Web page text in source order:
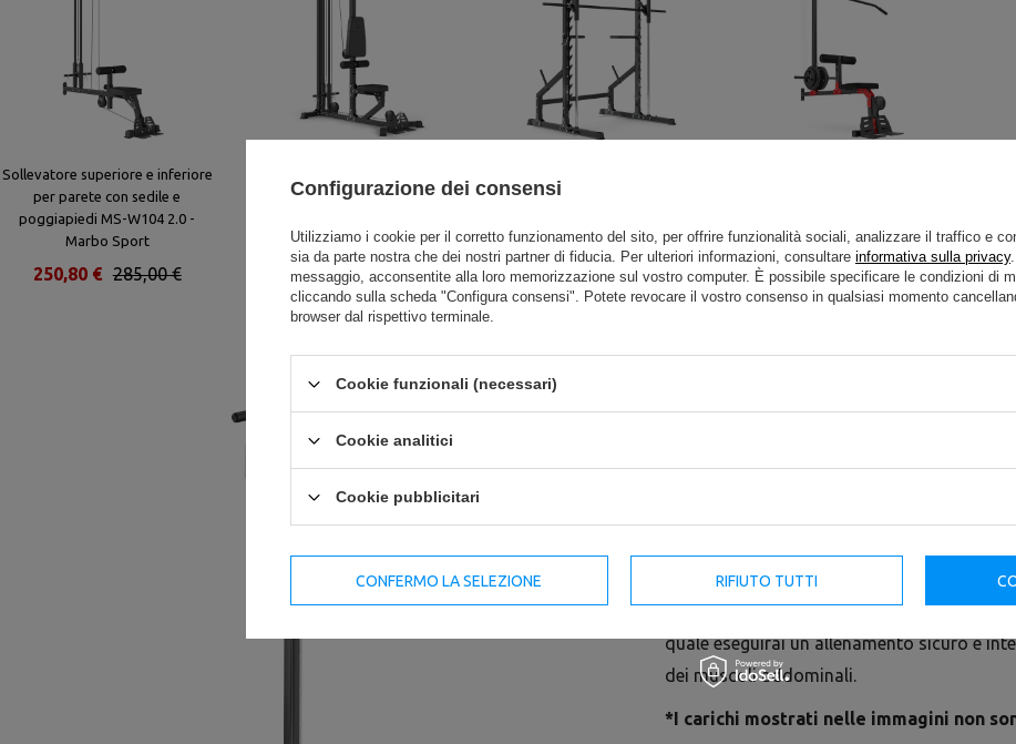
Sollevatore superiore e inferiore
per parete con sedile e
poggiapiedi MS-W104 2.0 -
Marbo Sport
285,00 €
250,80 €
row MS-W101 2.0 - Marbo Sport
542,00 €
476,96 €
lineari MS-U117 2.0 - Marbo
850,00 €
748,00 € 199,90 €
169,92 €
La stazione pulldown a parete MH-W101
quale eseguirai un allenamento sicuro e
dei muscoli addominali.
*I carichi mostrati nelle immagini non
Configurazione dei consensi
Utilizziamo i cookie per il corretto funzionamento del sito, per offrire funzionalità sociali, analizzare il traffico e
sia da parte nostra che dei nostri partner di fiducia. Per ulteriori informazioni, consultare informativa sulla privacy
messaggio, acconsentite alla loro memorizzazione sul vostro computer. È possibile specificare le condizioni di
cliccando sulla scheda "Configura consensi". Potete revocare il vostro consenso in qualsiasi momento
browser dal rispettivo terminale.
Cookie funzionali (necessari)
Cookie analitici
Cookie pubblicitari
CONFERMO LA SELEZIONE RIFIUTO TUTTI